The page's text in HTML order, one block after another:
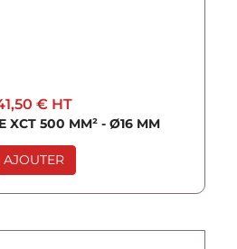
€ HT
XCT 500 MM² - Ø16 MM
AJOUTER